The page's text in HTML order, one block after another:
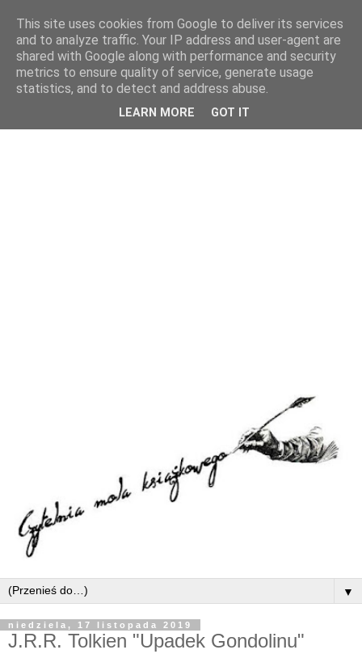
▼
niedziela, 17 listopada 2019
J.R.R. Tolkien "Upadek Gondolinu"
This site uses cookies from Google to deliver its services
and to analyze traffic. Your IP address and user-agent are
shared with Google along with performance and security
metrics to ensure quality of service, generate usage
statistics, and to detect and address abuse.
LEARN MORE GOT IT